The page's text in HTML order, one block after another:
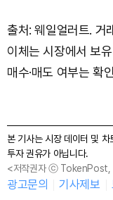
출처: 웨일얼러트. 거
이체는 시장에서 보
매수·매도 여부는 확
본 기사는 시장 데이터 및
투자 권유가 아닙니다.
<저작권자 ⓒ TokenPost,
광고문의 기사제보